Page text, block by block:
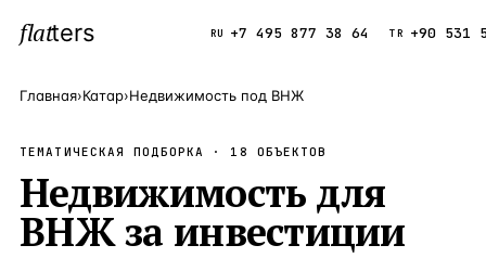
flatters RU +7 495 877 38 64 TR +90 531
ПОПУЛЯРНЫЕ НАПРАВЛЕНИЯ
Турция
Россия —Страна
Главная›Катар›Недвижимость под ВНЖ
ТЕМАТИЧЕСКАЯ ПОДБОРКА · 18 ОБЪЕКТОВ
Недвижимость для
ВНЖ за инвестиции